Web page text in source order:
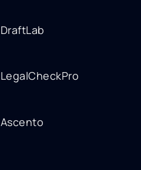
DraftLab
LegalCheckPro
Ascento